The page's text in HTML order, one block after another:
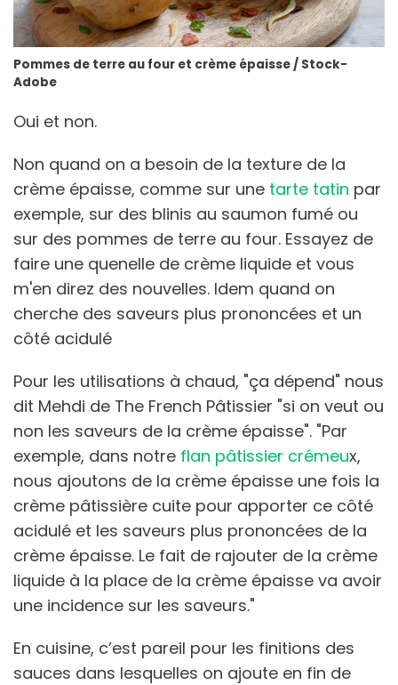
Pommes de terre au four et crème épaisse / Stock-
Adobe
Oui et non.
Non quand on a besoin de la texture de la
crème épaisse, comme sur une tarte tatin par
exemple, sur des blinis au saumon fumé ou
sur des pommes de terre au four. Essayez de
faire une quenelle de crème liquide et vous
m'en direz des nouvelles. Idem quand on
cherche des saveurs plus prononcées et un
côté acidulé
Pour les utilisations à chaud, "ça dépend" nous
dit Mehdi de The French Pâtissier "si on veut ou
non les saveurs de la crème épaisse". "Par
exemple, dans notre flan pâtissier crémeux,
nous ajoutons de la crème épaisse une fois la
crème pâtissière cuite pour apporter ce côté
acidulé et les saveurs plus prononcées de la
crème épaisse. Le fait de rajouter de la crème
liquide à la place de la crème épaisse va avoir
une incidence sur les saveurs."
En cuisine, c’est pareil pour les finitions des
sauces dans lesquelles on ajoute en fin de